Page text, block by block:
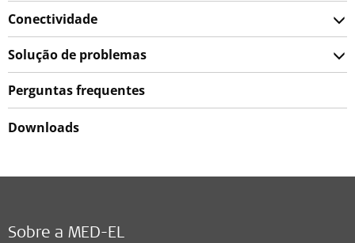
Conectividade
Solução de problemas
Perguntas frequentes
Downloads
Sobre a MED-EL